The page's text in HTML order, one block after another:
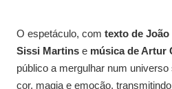
O espetáculo, com texto de João
Sissi Martins e música de Artur
público a mergulhar num
cor, magia e emoção,